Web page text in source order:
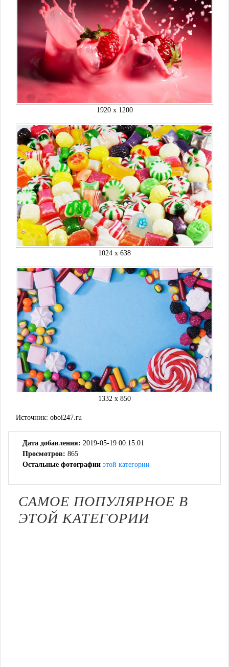
1920 x 1200
1024 x 638
1332 x 850
Источник: oboi247.ru
Дата добавления: 2019-05-19 00:15:01
Просмотров: 865
Остальные фотографии этой категории
САМОЕ ПОПУЛЯРНОЕ В
ЭТОЙ КАТЕГОРИИ